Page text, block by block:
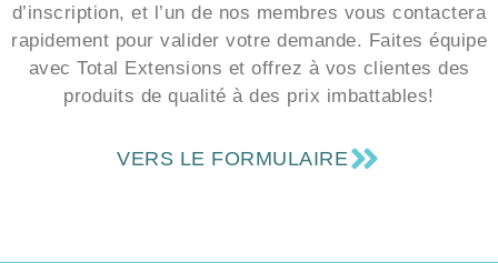
C’est simple! Remplissez notre formulaire
d’inscription, et l’un de nos membres vous contactera
rapidement pour valider votre demande. Faites équipe
avec Total Extensions et offrez à vos clientes des